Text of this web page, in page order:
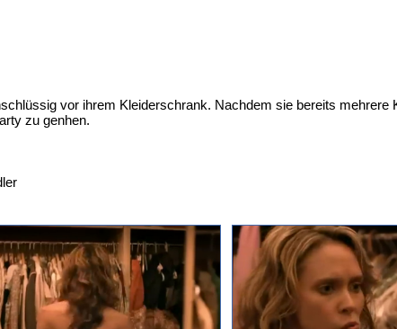
vor ihrem Kleiderschrank. Nachdem sie bereits mehrere
zu genhen.